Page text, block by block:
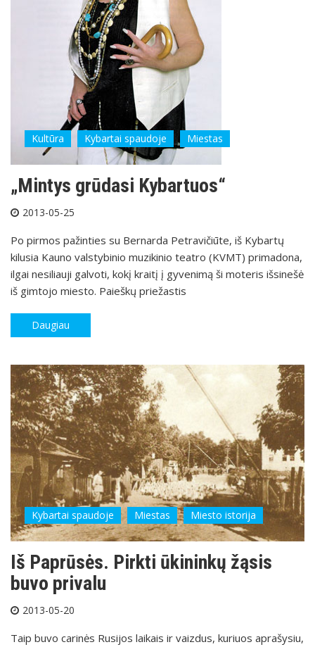
Kultūra Kybartai spaudoje Miestas
„Mintys grūdasi Kybartuos“
2013-05-25
Po pirmos pažinties su Bernarda Petravičiūte, iš Kybartų
kilusia Kauno valstybinio muzikinio teatro (KVMT) primadona,
ilgai nesiliauji galvoti, kokį kraitį į gyvenimą ši moteris išsinešė
iš gimtojo miesto. Paieškų priežastis
Daugiau
Kybartai spaudoje Miestas Miesto istorija
Iš Paprūsės. Pirkti ūkininkų žąsis
buvo privalu
2013-05-20
Taip buvo carinės Rusijos laikais ir vaizdus, kuriuos aprašysiu,